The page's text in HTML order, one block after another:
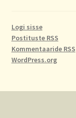
Logi sisse
Postituste RSS
Kommentaaride RSS
WordPress.org